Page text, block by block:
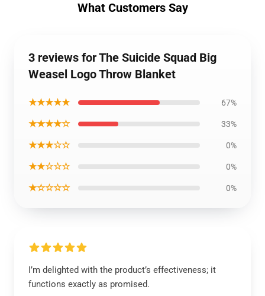
What Customers Say
3 reviews for The Suicide Squad Big
Weasel Logo Throw Blanket
★★★★★ 67%
★★★★☆ 33%
★★★☆☆ 0%
★★☆☆☆ 0%
★☆☆☆☆ 0%
I’m delighted with the product’s effectiveness; it
functions exactly as promised.